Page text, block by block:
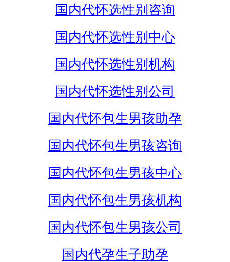
国内代怀选性别咨询
国内代怀选性别中心
国内代怀选性别机构
国内代怀选性别公司
国内代怀包生男孩助孕
国内代怀包生男孩咨询
国内代怀包生男孩中心
国内代怀包生男孩机构
国内代怀包生男孩公司
国内代孕生子助孕